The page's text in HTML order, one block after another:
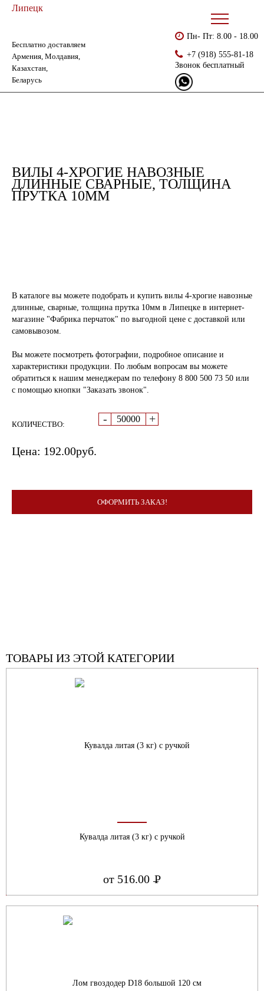
Липецк
Бесплатно доставляем
Армения, Молдавия,
Казахстан,
Беларусь
Пн- Пт: 8.00 - 18.00
+7 (918) 555-81-18
Звонок бесплатный
Каталог
Вилы 4-хрогие навозные длинные сварные, толщина прутка 10мм
ВИЛЫ 4-ХРОГИЕ НАВОЗНЫЕ
ДЛИННЫЕ СВАРНЫЕ, ТОЛЩИНА
ПРУТКА 10ММ
В каталоге вы можете подобрать и купить вилы 4-хрогие навозные
длинные, сварные, толщина прутка 10мм в Липецке в интернет-
магазине "Фабрика перчаток" по выгодной цене с доставкой или
самовывозом.
Вы можете посмотреть фотографии, подробное описание и
характеристики продукции. По любым вопросам вы можете
обратиться к нашим менеджерам по телефону 8 800 500 73 50 или
с помощью кнопки "Заказать звонок".
КОЛИЧЕСТВО: - +
Цена: 192.00руб.
ОФОРМИТЬ ЗАКАЗ!
ТОВАРЫ ИЗ ЭТОЙ КАТЕГОРИИ
Кувалда литая (3 кг) с ручкой
от 516.00 Р
УБ.